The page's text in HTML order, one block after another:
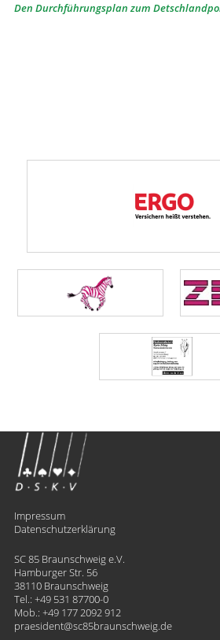
Den Durchführungsplan zum
Impressum
Datenschutzerklärung
SC 85 Braunschweig e.V.
Hamburger Str. 56
38110 Braunschweig
Tel.: +49 531 87700-0
Mob.: +49 177 2092 912
praesident
​sc85braunschweig.de